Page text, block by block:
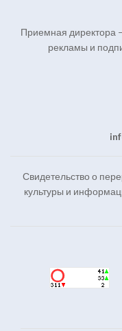
Приемная директора
рекламы и
Свидетельство о
культуры и